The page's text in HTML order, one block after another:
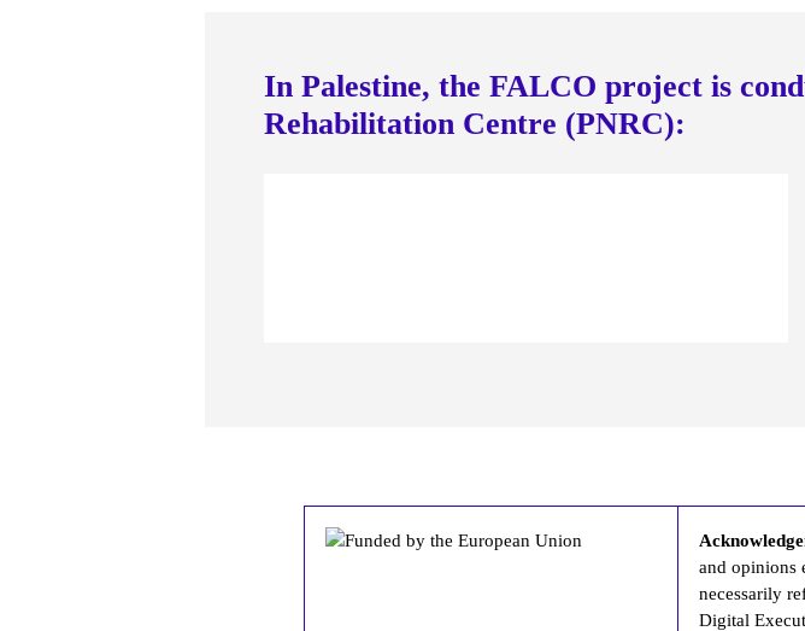
In Palestine, the FALCO project is
Rehabilitation Centre (PNRC):
and opinions
necessarily
Digital